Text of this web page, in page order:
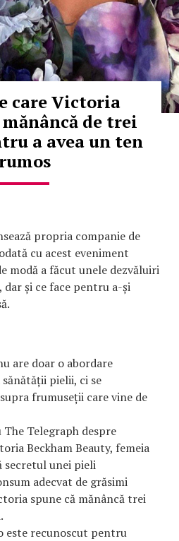
care Victoria
de trei
a avea un ten
propria companie de
cu acest eveniment
modă a făcut unele dezvăluiri
dar și ce face pentru a-și
are doar o abordare
pielii, ci se
frumuseții care vine de
Telegraph despre
Beckham Beauty, femeia
secretul unei pieli
adecvat de grăsimi
spune că mănâncă trei
este recunoscut pentru